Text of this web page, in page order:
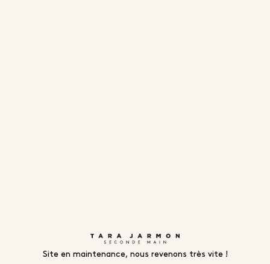
Site en maintenance, nous revenons très vite !